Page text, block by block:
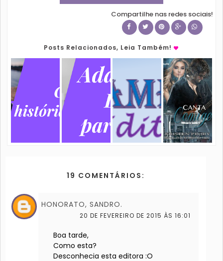
Compartilhe nas redes sociais!
Posts Relacionados, Leia Também!
19 COMENTÁRIOS:
HONORATO, SANDRO.
20 DE FEVEREIRO DE 2015 ÀS 16:01
Boa tarde,
Como esta?
Desconhecia esta editora :O